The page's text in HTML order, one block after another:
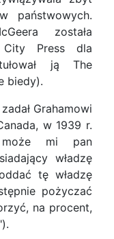
państwowych.
została
City Press dla
ją The
biedy).
Grahamowi
w 1939 r.
może mi pan
władzę
tę władzę
pożyczać
na procent,